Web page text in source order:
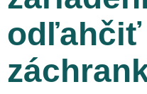
odľahčiť